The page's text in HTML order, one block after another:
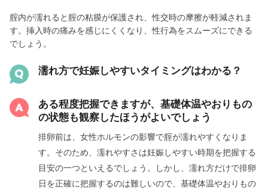
腟内が濡れると腟の粘膜が保護され、性交時の摩擦が軽減されま
す。挿入時の痛みを感じにくくなり、性行為をスムーズにできる
でしょう。
濡れ方で妊娠しやすいタイミングはわかる？
ある程度把握できますが、基礎体温やおりもの
の状態も観察したほうがよいでしょう
排卵前は、女性ホルモンの影響で腟が濡れやすくなりま
す。そのため、濡れやすさは妊娠しやすい時期を把握する
目安の一つといえるでしょう。しかし、濡れ方だけで排卵
日を正確に把握するのは難しいので、基礎体温やおりもの